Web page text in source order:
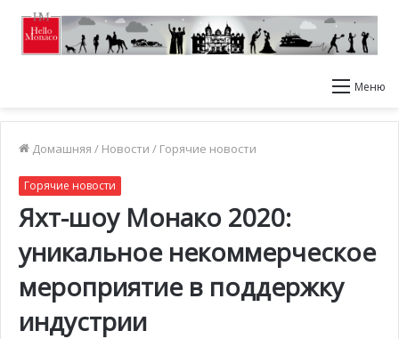
Меню
Домашняя / Новости / Горячие новости
Горячие новости
Яхт-шоу Монако 2020:
уникальное некоммерческое
мероприятие в поддержку
индустрии